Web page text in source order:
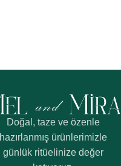
Doğal, taze ve özenle
hazırlanmış ürünlerimizle
günlük ritüelinize değer